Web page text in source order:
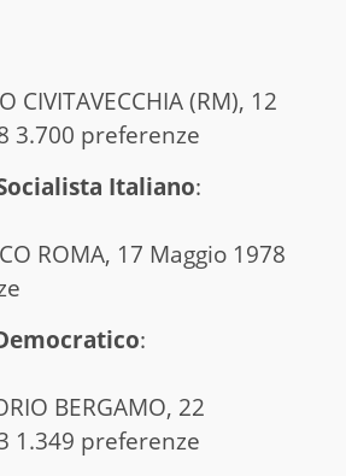
CIVITAVECCHIA (RM), 12
3.700 preferenze
Italiano:
ROMA, 17 Maggio 1978
:
BERGAMO, 22
1.349 preferenze